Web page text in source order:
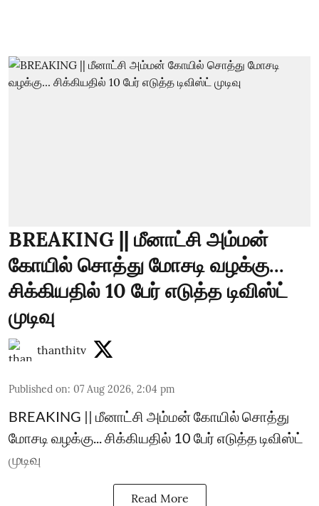
BREAKING || மீனாட்சி அம்மன்
கோயில் சொத்து மோசடி வழக்கு...
சிக்கியதில் 10 பேர் எடுத்த டிவிஸ்ட்
முடிவு
thanthitv
Published on: 07 Aug 2026, 2:04 pm
BREAKING || மீனாட்சி அம்மன் கோயில் சொத்து
மோசடி வழக்கு... சிக்கியதில் 10 பேர் எடுத்த டிவிஸ்ட்
முடிவு
Read More